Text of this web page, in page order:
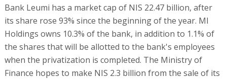
Bank Leumi has a market cap of NIS 22.47 billion, after
its share rose 93% since the beginning of the year. MI
Holdings owns 10.3% of the bank, in addition to 1.1% of
the shares that will be allotted to the bank's employees
when the privatization is completed. The Ministry of
Finance hopes to make NIS 2.3 billion from the sale of its